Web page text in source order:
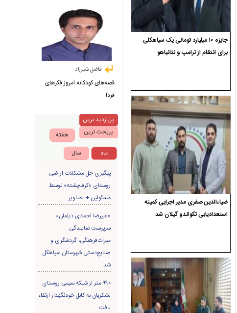
جایزه ۱۰ میلیارد تومانی یک سیاهکلی
برای انتقام از ترامپ و نتانیاهو
ضیاءالدین صفری مدیر اجرایی کمیته
استعدادیابی تکواندو گیلان شد
فاضل شیرزاد
قصه‌های کودکانه امروز فکرهای
فردا
پربازدید ترین
پربحث ترین
هفته
ماه
سال
پیگیری حل مشکلات اراضی
روستای «کرف‌پشته» توسط
مسئولین + تصاویر
«علیرضا احمدی دیلمان»
سرپرست نمایندگی
میراث‌فرهنگی، گردشگری و
صنایع‌دستی شهرستان سیاهکل
شد
۹۹۰ متر از شبکه سیمی روستای
لشکریان به کابل خودنگهدار ارتقاء
یافت